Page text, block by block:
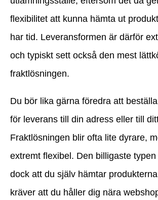
flexibilitet att kunna hämta ut
har tid. Leveransformen är därför
och typiskt sett också den mest
fraktlösningen.
Du bör lika gärna föredra att
för leverans till din adress eller till
Fraktlösningen blir ofta lite dyrare,
extremt flexibel. Den billigaste
dock att du själv hämtar
kräver att du håller dig nära